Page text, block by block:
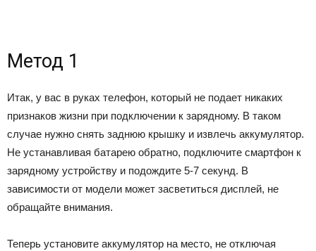
Метод 1
Итак, у вас в руках телефон, который не подает никаких
признаков жизни при подключении к зарядному. В таком
случае нужно снять заднюю крышку и извлечь аккумулятор.
Не устанавливая батарею обратно, подключите смартфон к
зарядному устройству и подождите 5-7 секунд. В
зависимости от модели может засветиться дисплей, не
обращайте внимания.
Теперь установите аккумулятор на место, не отключая